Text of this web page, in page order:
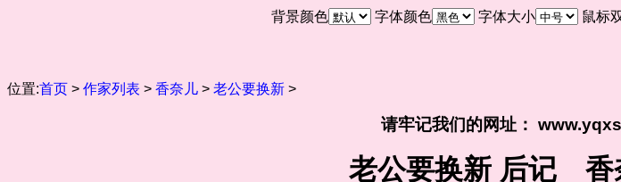
背景颜色 字体颜色 字体大小 鼠标
位置:首页 > 作家列表 > 香奈儿 > 老公要换新 >
请牢记我们的网址：
老公要换新 后记 香